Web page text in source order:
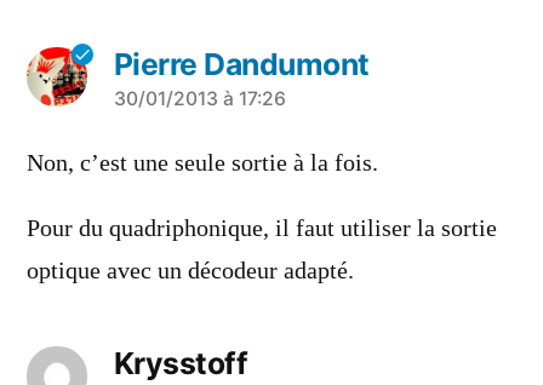
Pierre Dandumont
a
dit :
30/01/2013 à 17:26
Non, c’est une seule sortie à la fois.
Pour du quadriphonique, il faut utiliser la sortie
optique avec un décodeur adapté.
Krysstoff